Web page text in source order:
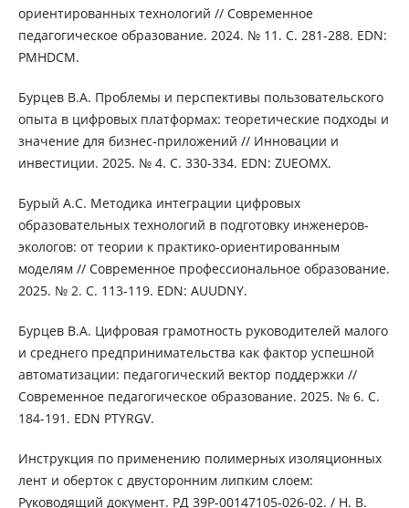
ориентированных технологий // Современное
педагогическое образование. 2024. № 11. С. 281-288. EDN:
PMHDCM.
Бурцев В.А. Проблемы и перспективы пользовательского
опыта в цифровых платформах: теоретические подходы и
значение для бизнес-приложений // Инновации и
инвестиции. 2025. № 4. С. 330-334. EDN: ZUEOMX.
Бурый А.С. Методика интеграции цифровых
образовательных технологий в подготовку инженеров-
экологов: от теории к практико-ориентированным
моделям // Современное профессиональное образование.
2025. № 2. С. 113-119. EDN: AUUDNY.
Бурцев В.А. Цифровая грамотность руководителей малого
и среднего предпринимательства как фактор успешной
автоматизации: педагогический вектор поддержки //
Современное педагогическое образование. 2025. № 6. С.
184-191. EDN PTYRGV.
Инструкция по применению полимерных изоляционных
лент и оберток с двусторонним липким слоем:
Руководящий документ. РД 39Р-00147105-026-02. / Н. В.